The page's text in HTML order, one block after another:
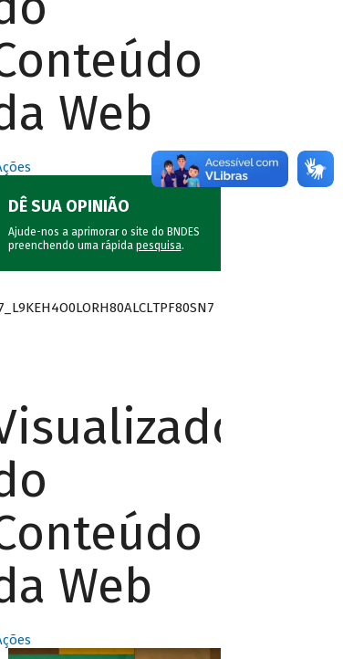
Web
DÊ SUA OPINIÃO
Ajude-nos a aprimorar o site do BNDES
preenchendo uma rápida pesquisa.
Web